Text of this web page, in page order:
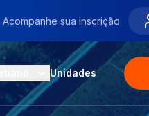
Acompanhe sua inscrição
Unidades